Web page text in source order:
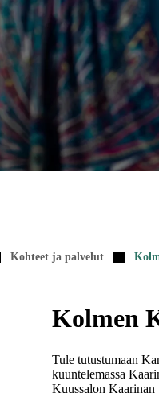
Kohteet ja palvelut
Kolmen
Tule tutustumaan
kuuntelemassa
Kuussalon Kaarinan